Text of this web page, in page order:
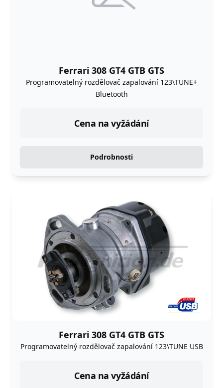
Ferrari 308 GT4 GTB GTS
Programovatelný rozdělovač zapalování 123\TUNE+
Bluetooth
Cena na vyžádání
Podrobnosti
Ferrari 308 GT4 GTB GTS
Programovatelný rozdělovač zapalování 123\TUNE USB
Cena na vyžádání